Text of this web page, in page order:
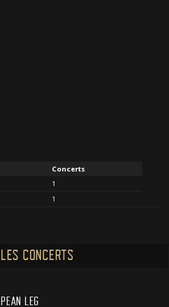
Concerts
1
1
CONCERTS
LEG